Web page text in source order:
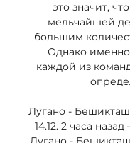
это значит,
мельчайшей
большим
Однако именно
каждой из
Лугано -
14.12. 2 часа